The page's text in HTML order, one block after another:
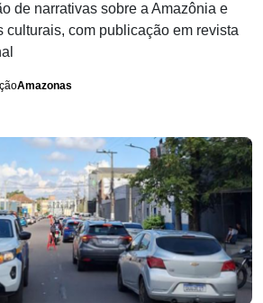
de narrativas sobre a Amazônia e
culturais, com publicação em revista
Amazonas